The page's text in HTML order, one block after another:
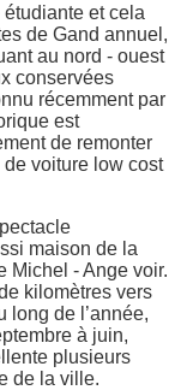
et cela
de Gand annuel,
au nord - ouest
conservées
récemment par
est
de remonter
voiture low cost
maison de la
Michel - Ange voir.
kilomètres vers
long de l’année,
à juin,
plusieurs
de la ville.